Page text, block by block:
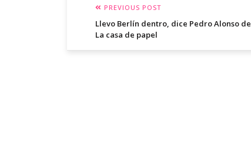
PREVIOUS POST
Llevo Berlín dentro, dice Pedro Alonso de
La casa de papel